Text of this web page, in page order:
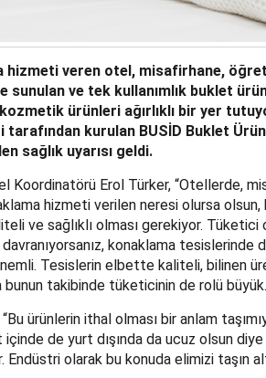
hizmeti veren otel, misafirhane,
sunulan ve tek kullanımlık buklet
ürünleri ağırlıklı bir yer
kurulan BUSİD Buklet
sağlık uyarısı geldi.
Koordinatörü Erol Türker, “Otellerde,
hizmeti verilen neresi olursa
ve sağlıklı olması gerekiyor. Tüketici
konaklama tesislerinde
Tesislerin elbette kaliteli, bilinen
bunun takibinde tüketicinin de rolü
ürünlerin ithal olması bir anlam
içinde de yurt dışında da ucuz olsun
Endüstri olarak bu konuda elimizi taşın